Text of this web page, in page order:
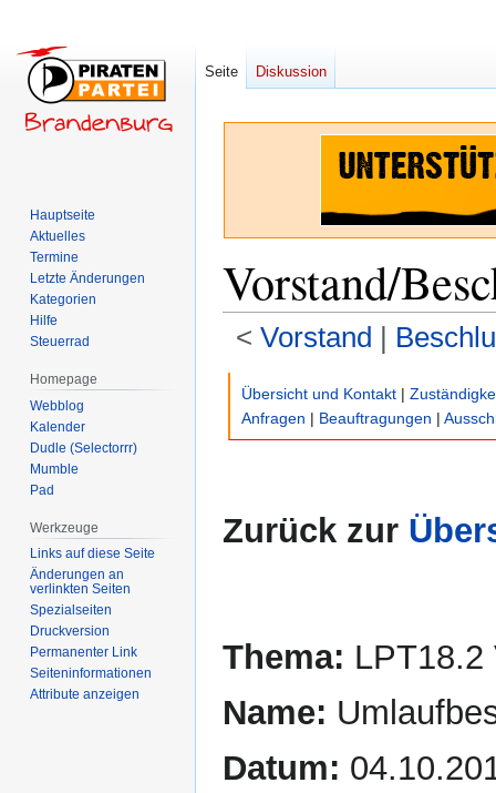
Vorstand/
< Vorstand ‎ |
Zur
springen
Zur
springen
Übersicht und Kontakt |
Anfragen | Beauftragungen |
Zurück zur
Thema: LPT18.2
Name:
Datum:
Seite Diskussion
Hauptseite
Aktuelles
Termine
Letzte Änderungen
Kategorien
Hilfe
Steuerrad
Homepage
Webblog
Kalender
Dudle (Selectorrr)
Mumble
Pad
Werkzeuge
Links auf diese Seite
Änderungen an
verlinkten Seiten
Spezialseiten
Druckversion
Permanenter Link
Seiten­­informationen
Attribute anzeigen